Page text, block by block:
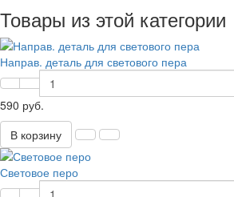
Товары из этой категории
Направ. деталь для светового пера
590 руб.
В корзину
Световое перо